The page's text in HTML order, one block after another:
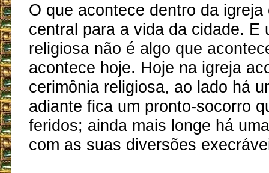
O que acontece dentro da igreja
central para a vida da cidade. E
religiosa não é algo que
acontece hoje. Hoje na igreja
cerimônia religiosa, ao lado há
adiante fica um pronto-socorro
feridos; ainda mais longe há
com as suas diversões